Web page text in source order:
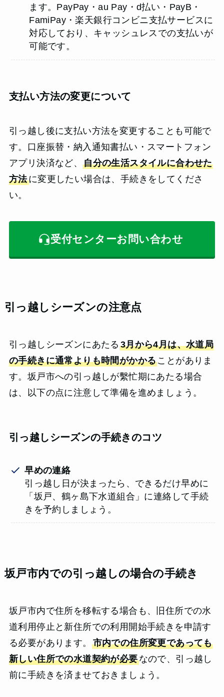
ます。PayPay・au Pay・d払い・PayB・
FamiPay・楽天銀行コンビニ支払サービスに
対応しており、キャッシュレスでの支払いが
可能です。
支払い方法の変更について
引っ越し後に支払い方法を変更することも可能で
す。口座振替・納入通知書払い・スマートフォン
アプリ決済など、自分の生活スタイルに合わせた
方法に変更したい場合は、手続きをしてくださ
い。
受付センターお問い合わせ
引っ越しシーズンの注意点
引っ越しシーズンにあたる 3月から4月は、水道局
の手続きに通常よりも時間がかかることがありま
す。坂戸市への引っ越しが繫忙期にあたる場合
は、以下の点に注意して準備を進めましょう。
引っ越しシーズンの手続きのコツ
早めの連絡
引っ越し日が決まったら、できるだけ早めに
「坂戸、鶴ヶ島下水道組合」に連絡して手続
きを予約しましょう。
坂戸市内での引っ越しの場合の手続き
坂戸市内で住所を移転する場合も、旧住所での水
道利用停止と新住所での利用開始手続きを申請す
る必要があります。 市内での住所変更であっても
新しい住所での水道契約が必要なので、引っ越し
前に手続きを済ませておきましょう。